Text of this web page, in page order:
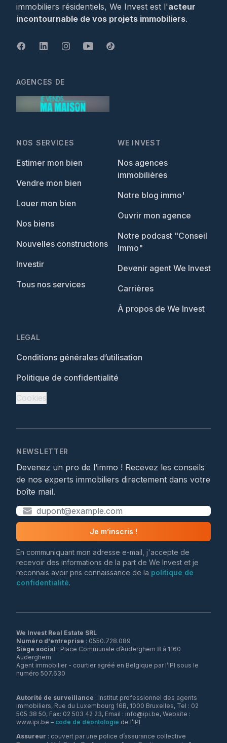
immobiliers résidentiels, We Invest est l'acteur
incontournable de vos projets immobiliers.
NOS SERVICES
Estimer mon bien
Vendre mon bien
Louer mon bien
Nos biens
Nouvelles constructions
Investir
Tous nos services
WE INVEST
Nos agences
immobilières
Notre blog immo'
Ouvrir mon agence
Notre podcast "Conseil
Immo"
Devenir agent We Invest
Carrières
À propos de We Invest
LEGAL
Conditions générales d’utilisation
Politique de confidentialité
Cookies
AGENCES DE
NEWSLETTER
Devenez un pro de l’immo ! Recevez les conseils
de nos experts immobiliers directement dans votre
boîte mail.
Je m’inscris !
En communiquant mon adresse e-mail, j'accepte de
recevoir des informations de la part de We Invest et je
reconnais avoir pris connaissance de la politique de
confidentialité.
We Invest Real Estate SRL
Numéro d'entreprise
Siège social : Place Communale d’Auderghem 8 à 1160
Auderghem
Agent immobilier - courtier agréé en Belgique par l’IPI sous le
numéro 507.630
Autorité de surveillance : Institut professionnel des agents
immobiliers, Rue du Luxembourg 16B, 1000 Bruxelles, Tel : 02
505 38 50, Fax: 02 503 42 23, Email : info@ipi.be, Website :
www.ipi.be – code de déontologie de l’IPI
Assureur : couvert par une police d’assurance collective